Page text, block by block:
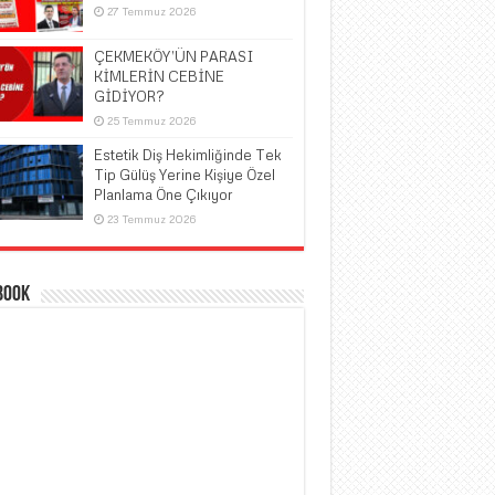
27 Temmuz 2026
ÇEKMEKÖY’ÜN PARASI
KİMLERİN CEBİNE
GİDİYOR?
25 Temmuz 2026
Estetik Diş Hekimliğinde Tek
Tip Gülüş Yerine Kişiye Özel
Planlama Öne Çıkıyor
23 Temmuz 2026